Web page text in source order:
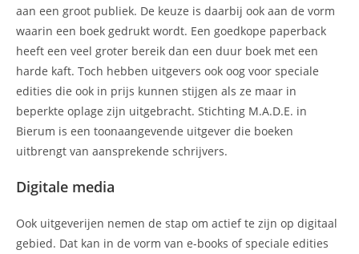
aan een groot publiek. De keuze is daarbij ook aan de vorm
waarin een boek gedrukt wordt. Een goedkope paperback
heeft een veel groter bereik dan een duur boek met een
harde kaft. Toch hebben uitgevers ook oog voor speciale
edities die ook in prijs kunnen stijgen als ze maar in
beperkte oplage zijn uitgebracht. Stichting M.A.D.E. in
Bierum is een toonaangevende uitgever die boeken
uitbrengt van aansprekende schrijvers.
Digitale media
Ook uitgeverijen nemen de stap om actief te zijn op digitaal
gebied. Dat kan in de vorm van e-books of speciale edities